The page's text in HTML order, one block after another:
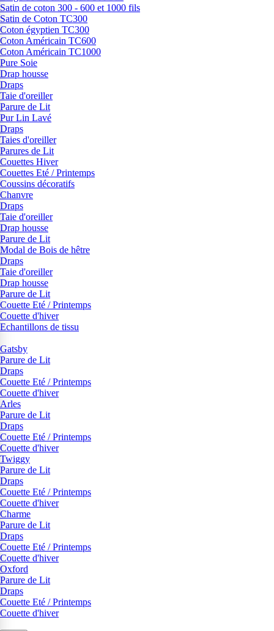
Satin de coton 300 - 600 et 1000 fils
Satin de Coton TC300
Coton égyptien TC300
Coton Américain TC600
Coton Américain TC1000
Pure Soie
Drap housse
Draps
Taie d'oreiller
Parure de Lit
Pur Lin Lavé
Draps
Taies d'oreiller
Parures de Lit
Couettes Hiver
Couettes Eté / Printemps
Coussins décoratifs
Chanvre
Draps
Taie d'oreiller
Drap housse
Parure de Lit
Modal de Bois de hêtre
Draps
Taie d'oreiller
Drap housse
Parure de Lit
Couette Eté / Printemps
Couette d'hiver
Echantillons de tissu
Gatsby
Parure de Lit
Draps
Couette Eté / Printemps
Couette d'hiver
Arles
Parure de Lit
Draps
Couette Eté / Printemps
Couette d'hiver
Twiggy
Parure de Lit
Draps
Couette Eté / Printemps
Couette d'hiver
Charme
Parure de Lit
Draps
Couette Eté / Printemps
Couette d'hiver
Oxford
Parure de Lit
Draps
Couette Eté / Printemps
Couette d'hiver